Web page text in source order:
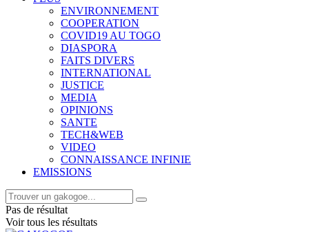
ENVIRONNEMENT
COOPERATION
COVID19 AU TOGO
DIASPORA
FAITS DIVERS
INTERNATIONAL
JUSTICE
MEDIA
OPINIONS
SANTE
TECH&WEB
VIDEO
CONNAISSANCE INFINIE
EMISSIONS
Pas de résultat
Voir tous les résultats